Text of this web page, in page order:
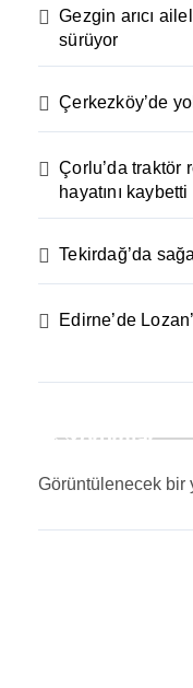
Gezgin arıcı
sürüyor
Çerkezköy’de
Çorlu’da traktör
hayatını kaybetti
Tekirdağ’da
Edirne’de
Yorumlar
Görüntülenecek bir